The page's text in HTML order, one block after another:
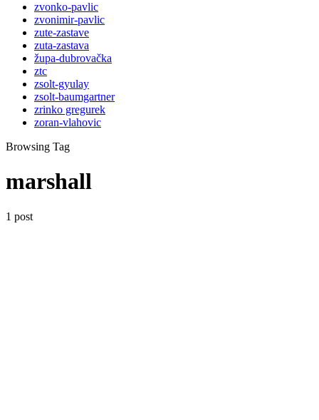
zvonko-pavlic
zvonimir-pavlic
zute-zastave
zuta-zastava
župa-dubrovačka
ztc
zsolt-gyulay
zsolt-baumgartner
zrinko gregurek
zoran-vlahovic
Browsing Tag
marshall
1 post